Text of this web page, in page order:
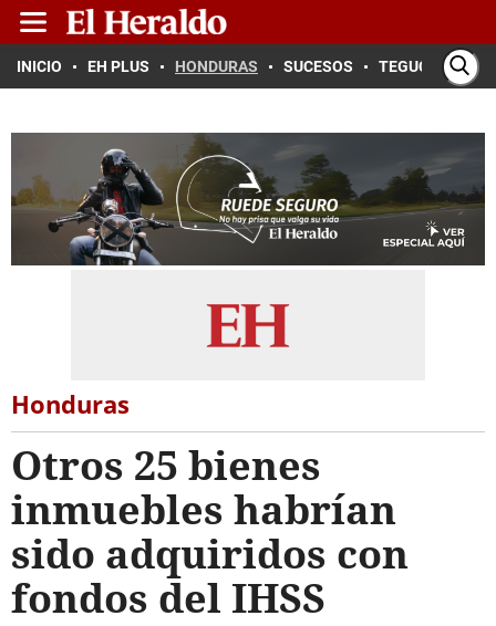
INICIO EH PLUS HONDURAS SUCESOS TEGUCIGALPA
Honduras
Otros 25 bienes
inmuebles habrían
sido adquiridos con
fondos del IHSS